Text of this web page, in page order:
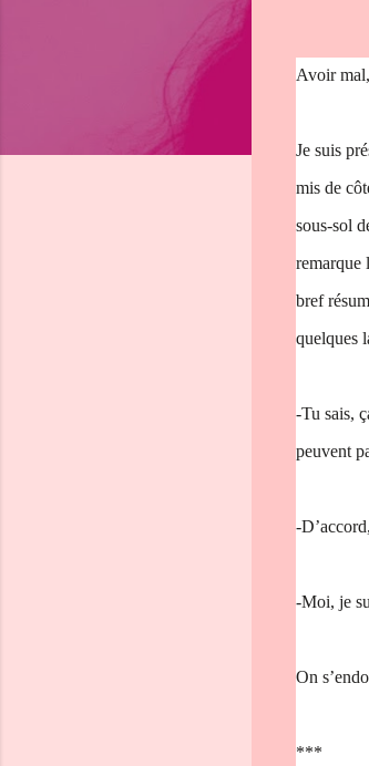
Avoir mal,
Je suis
mis de
sous-sol
remarque
bref
quelques
-Tu sais,
peuvent
-
-Moi, je
On
***